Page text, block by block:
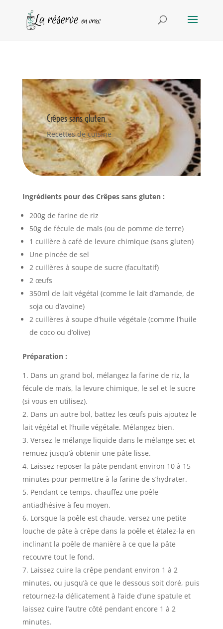
Crêpes sans gluten
Recettes de cuisine
Ingrédients pour des Crêpes sans gluten :
200g de farine de riz
50g de fécule de maïs (ou de pomme de terre)
1 cuillère à café de levure chimique (sans gluten)
Une pincée de sel
2 cuillères à soupe de sucre (facultatif)
2 œufs
350ml de lait végétal (comme le lait d’amande, de
soja ou d’avoine)
2 cuillères à soupe d’huile végétale (comme l’huile
de coco ou d’olive)
Préparation :
Dans un grand bol, mélangez la farine de riz, la
fécule de maïs, la levure chimique, le sel et le sucre
(si vous en utilisez).
Dans un autre bol, battez les œufs puis ajoutez le
lait végétal et l’huile végétale. Mélangez bien.
Versez le mélange liquide dans le mélange sec et
remuez jusqu’à obtenir une pâte lisse.
Laissez reposer la pâte pendant environ 10 à 15
minutes pour permettre à la farine de s’hydrater.
Pendant ce temps, chauffez une poêle
antiadhésive à feu moyen.
Lorsque la poêle est chaude, versez une petite
louche de pâte à crêpe dans la poêle et étalez-la en
inclinant la poêle de manière à ce que la pâte
recouvre tout le fond.
Laissez cuire la crêpe pendant environ 1 à 2
minutes, ou jusqu’à ce que le dessous soit doré, puis
retournez-la délicatement à l’aide d’une spatule et
laissez cuire l’autre côté pendant encore 1 à 2
minutes.